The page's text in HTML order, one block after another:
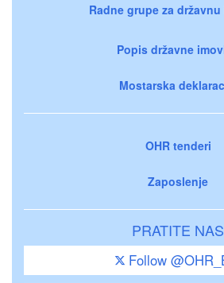
Radne grupe za
Popis državne
Mostarska
OHR tenderi
Zaposlenje
PRATITE NAS
Follow